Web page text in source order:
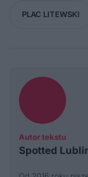
PLAC LITEWSKI
Autor tekstu
Spotted